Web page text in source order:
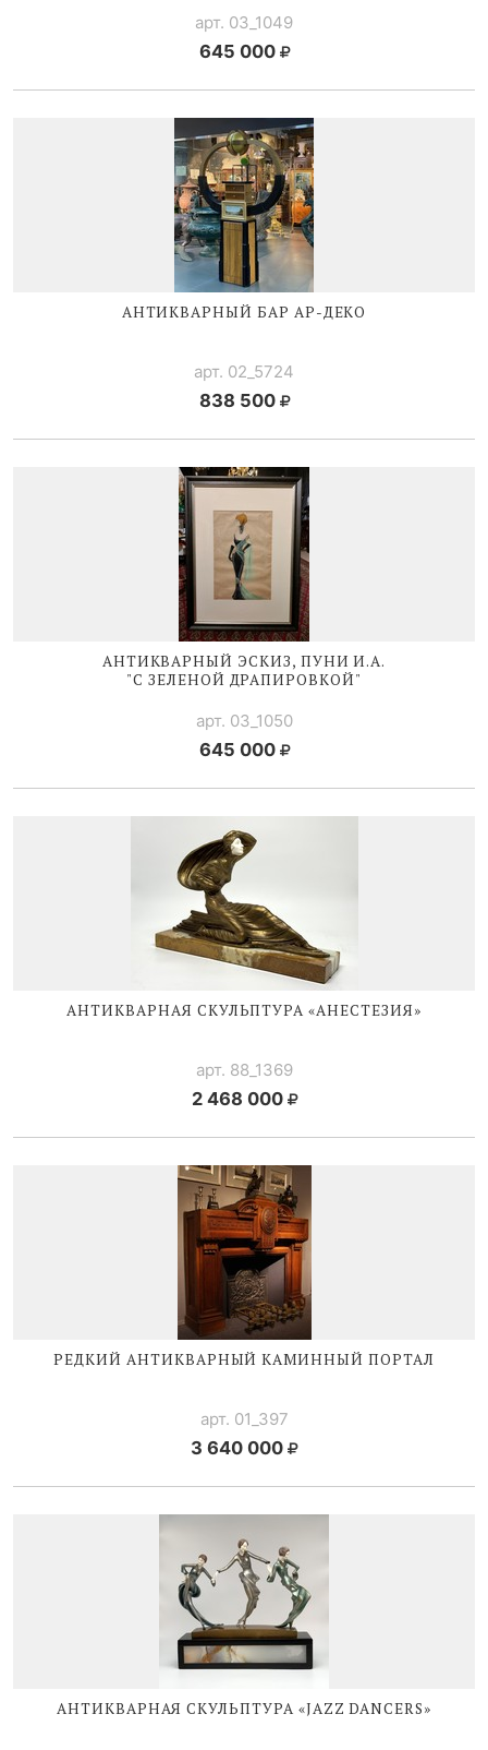
арт. 03_1049
645 000
АНТИКВАРНЫЙ БАР АР-ДЕКО
арт. 02_5724
838 500
АНТИКВАРНЫЙ ЭСКИЗ, ПУНИ И.А.
"С ЗЕЛЕНОЙ ДРАПИРОВКОЙ"
арт. 03_1050
645 000
АНТИКВАРНАЯ СКУЛЬПТУРА «АНЕСТЕЗИЯ»
арт. 88_1369
2 468 000
РЕДКИЙ АНТИКВАРНЫЙ КАМИННЫЙ ПОРТАЛ
арт. 01_397
3 640 000
АНТИКВАРНАЯ СКУЛЬПТУРА «JAZZ DANCERS»